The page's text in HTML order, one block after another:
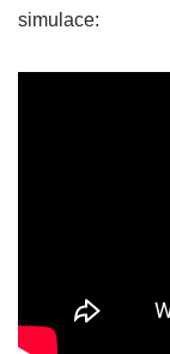
simulace: